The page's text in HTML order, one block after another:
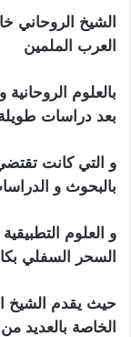
الشيخ الروحاني
العرب الملمين
بالعلوم
بعد دراسات
و التي كانت
بالبحوث و
و العلوم
السحر السفلي
حيث يقدم الشيخ
الخاصة بالعديد